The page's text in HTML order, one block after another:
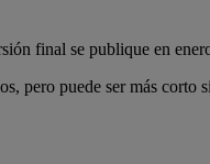
final se publique en
pero puede ser más